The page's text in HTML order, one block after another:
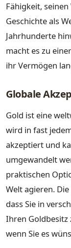
Fähigkeit,
Geschichte als
Jahrhunderte
macht es zu
ihr Vermögen
Globale
Gold ist eine
wird in fast
akzeptiert und
umgewandelt
praktischen
Welt agieren.
dass Sie in
Ihren Goldbesitz
wenn Sie es